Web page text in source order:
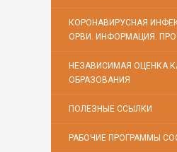
КОРОНАВИРУСНАЯ
ОРВИ. ИНФОРМАЦИЯ.
НЕЗАВИСИМАЯ ОЦЕНКА
ОБРАЗОВАНИЯ
ПОЛЕЗНЫЕ ССЫЛКИ
РАБОЧИЕ ПРОГРАММЫ